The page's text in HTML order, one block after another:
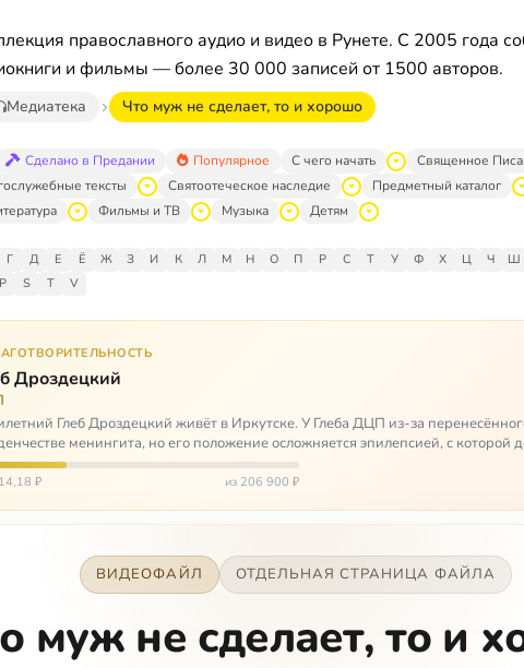
православного аудио и видео в Рунете. С 2005 года
и фильмы — более 30 000 записей от 1500 авторов.
Медиатека Что муж не сделает, то и хорошо
Сделано в Предании Популярное С чего начать
Священное
тексты
Святоотеческое наследие
Предметный каталог
Фильмы и ТВ Музыка Детям
Г Д Е Ё Ж З И К Л М Н О П Р С Т У Ф Х Ц Ч Ш
P S T V
Дроздецкий
Глеб Дроздецкий живёт в Иркутске. У Глеба ДЦП из-за
менингита, но его положение осложняется эпилепсией, с которой
была невозмож…
₽ из 206 900 ₽
ВИДЕОФАЙЛ ОТДЕЛЬНАЯ СТРАНИЦА ФАЙЛА
муж не сделает, то и